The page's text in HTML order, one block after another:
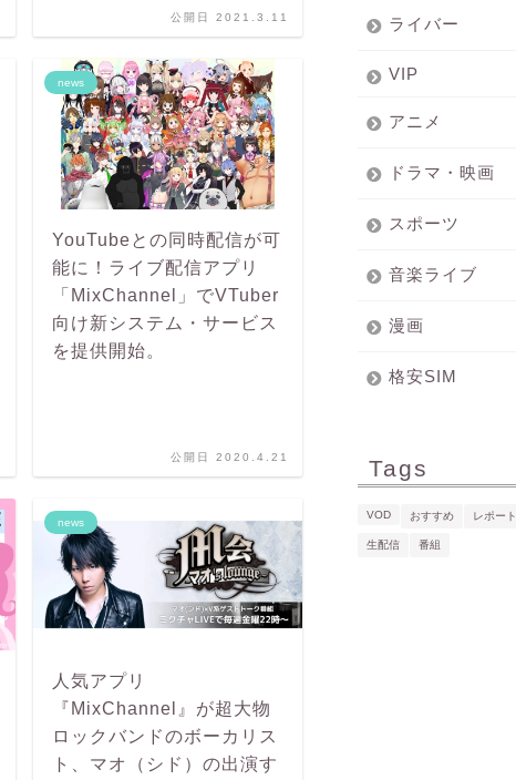
公開日 2021.3.11
news
YouTubeとの同時配信が可
能に！ライブ配信アプリ
「MixChannel」でVTuber
向け新システム・サービス
を提供開始。
公開日 2020.4.21
news
人気アプリ
『MixChannel』が超大物
ロックバンドのボーカリス
ト、マオ（シド）の出演す
ライバー
VIP
アニメ
ドラマ・映画
スポーツ
音楽ライブ
漫画
格安SIM
Tags
VOD おすすめ レポート
生配信 番組